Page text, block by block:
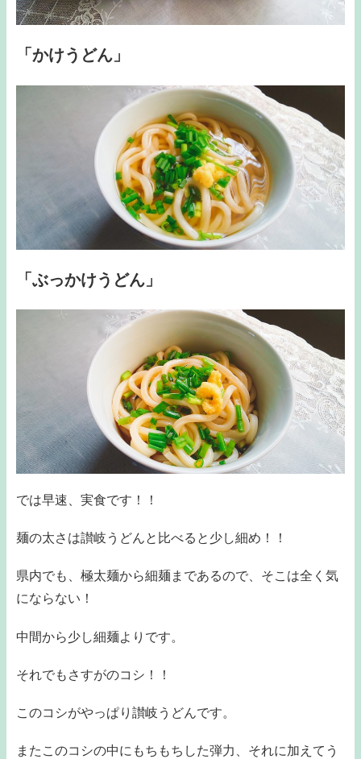
「かけうどん」
「ぶっかけうどん」
では早速、実食です！！
麺の太さは讃岐うどんと比べると少し細め！！
県内でも、極太麺から細麺まであるので、そこは全く気
にならない！
中間から少し細麺よりです。
それでもさすがのコシ！！
このコシがやっぱり讃岐うどんです。
またこのコシの中にもちもちした弾力、それに加えてう